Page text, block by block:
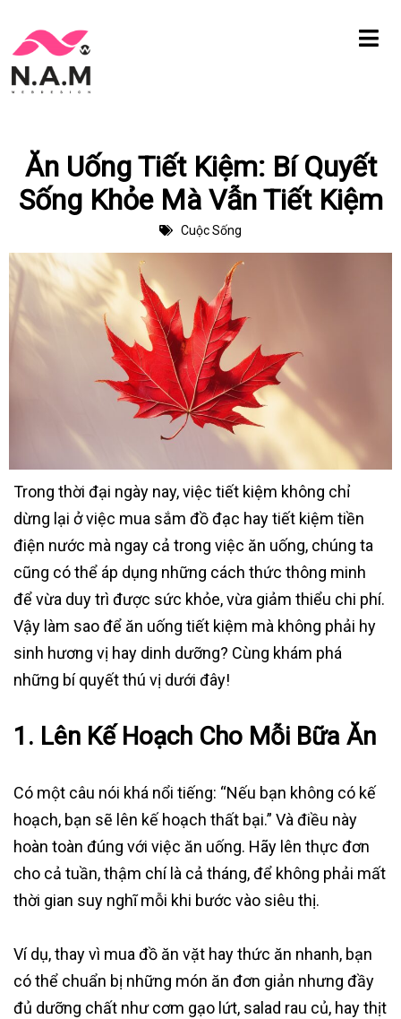
Chuyển
tới
Ăn Uống Tiết Kiệm: Bí Quyết
Sống Khỏe Mà Vẫn Tiết Kiệm
Cuộc Sống
Trong thời đại ngày nay, việc tiết kiệm không chỉ
dừng lại ở việc mua sắm đồ đạc hay tiết kiệm tiền
điện nước mà ngay cả trong việc ăn uống, chúng ta
cũng có thể áp dụng những cách thức thông minh
để vừa duy trì được sức khỏe, vừa giảm thiểu chi phí.
Vậy làm sao để ăn uống tiết kiệm mà không phải hy
sinh hương vị hay dinh dưỡng? Cùng khám phá
những bí quyết thú vị dưới đây!
1. Lên Kế Hoạch Cho Mỗi Bữa Ăn
Có một câu nói khá nổi tiếng: “Nếu bạn không có kế
hoạch, bạn sẽ lên kế hoạch thất bại.” Và điều này
hoàn toàn đúng với việc ăn uống. Hãy lên thực đơn
cho cả tuần, thậm chí là cả tháng, để không phải mất
thời gian suy nghĩ mỗi khi bước vào siêu thị.
Ví dụ, thay vì mua đồ ăn vặt hay thức ăn nhanh, bạn
có thể chuẩn bị những món ăn đơn giản nhưng đầy
đủ dưỡng chất như cơm gạo lứt, salad rau củ, hay thịt